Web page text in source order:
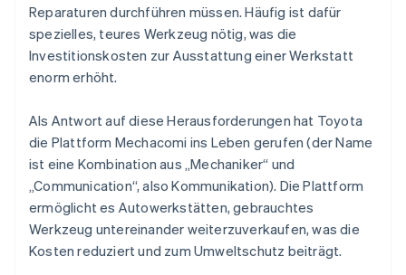
Reparaturen durchführen müssen. Häufig ist dafür
spezielles, teures Werkzeug nötig, was die
Investitionskosten zur Ausstattung einer Werkstatt
enorm erhöht.
Als Antwort auf diese Herausforderungen hat Toyota
die Plattform Mechacomi ins Leben gerufen (der Name
ist eine Kombination aus „Mechaniker“ und
„Communication“, also Kommunikation). Die Plattform
ermöglicht es Autowerkstätten, gebrauchtes
Werkzeug untereinander weiterzuverkaufen, was die
Kosten reduziert und zum Umweltschutz beiträgt.